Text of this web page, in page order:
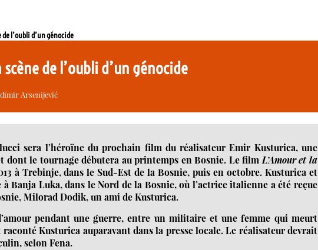
l’oubli d’un génocide
de l’oubli d’un génocide
Arsenijević
sera l’héroïne du prochain film du réalisateur Emir Kusturica, une
dont le tournage débutera au printemps en Bosnie. Le film L’Amour et la
à Trebinje, dans le Sud-Est de la Bosnie, puis en octobre. Kusturica et
Banja Luka, dans le Nord de la Bosnie, où l’actrice italienne a été reçue
Milorad Dodik, un ami de Kusturica.
pendant une guerre, entre un militaire et une femme qui meurt
Kusturica auparavant dans la presse locale. Le réalisateur devrait
selon Fena.